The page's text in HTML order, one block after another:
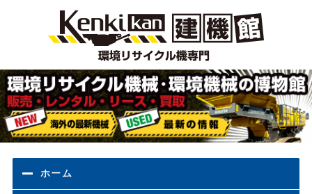
ホーム